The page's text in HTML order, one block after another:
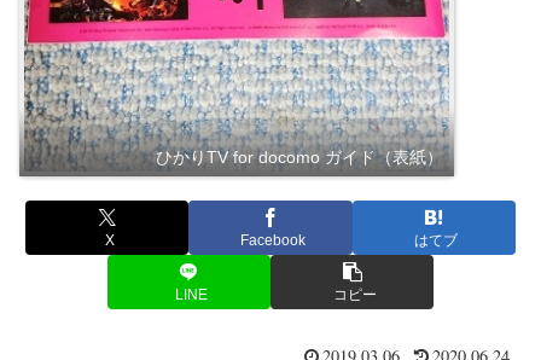
ひかりTV for docomo ガイド（表紙）
X Facebook はてブ
LINE コピー
2019.03.06 2020.06.24